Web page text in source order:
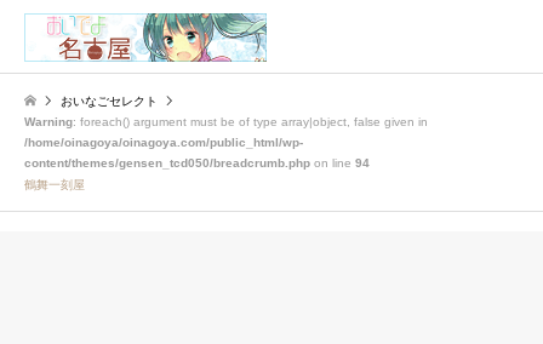
おいなごセレクト
Warning: foreach() argument must be of type array|object, false given in
/home/oinagoya/oinagoya.com/public_html/wp-
content/themes/gensen_tcd050/breadcrumb.php on line 94
鶴舞一刻屋